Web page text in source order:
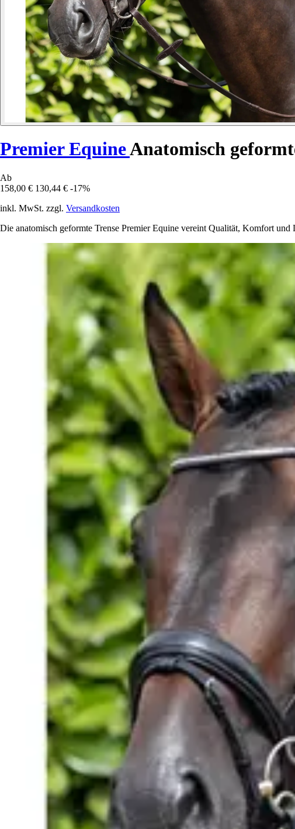
Premier EquineAnatomisch
Ab
158,00 € 130,44 € -17%
inkl. MwSt. zzgl. Versandkosten
Die anatomisch geformte Trense Premier Equine vereint Qualität, Komfort